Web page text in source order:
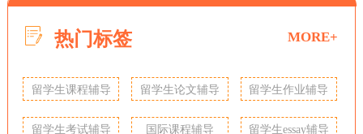
热门标签 MORE+
留学生课程辅导 留学生论文辅导 留学生作业辅导
留学生考试辅导 国际课程辅导 留学生essay辅导